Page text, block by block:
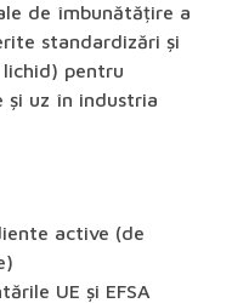
de îmbunătățire a
standardizări și
pentru
și uz în industria
active (de
UE și EFSA